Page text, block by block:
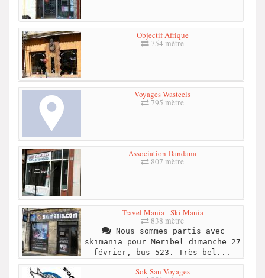
Objectif Afrique
754 mètre
Voyages Wasteels
795 mètre
Association Dandana
807 mètre
Travel Mania - Ski Mania
838 mètre
Nous sommes partis avec
skimania pour Meribel dimanche 27
février, bus 523. Très bel...
Sok San Voyages